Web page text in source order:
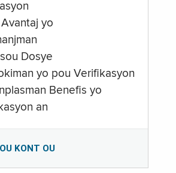
yo
Dosye
yo pou Verifikasyon
Benefis yo
an
KONT OU